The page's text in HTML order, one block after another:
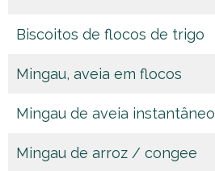
Biscoitos de flocos de trigo
Mingau, aveia em flocos
Mingau de aveia instantâneo
Mingau de arroz / congee